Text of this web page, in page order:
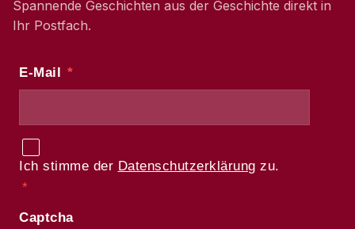
Spannende Geschichten aus der Geschichte direkt in
Ihr Postfach.